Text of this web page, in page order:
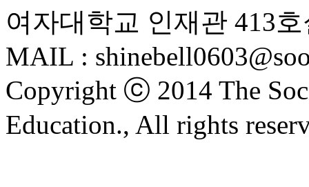
여자대학교 인재관 413
MAIL :
Copyright ⓒ 2014 The
Education., All rights